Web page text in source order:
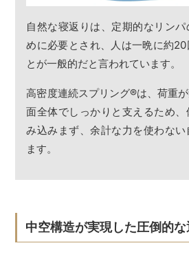
自然な寝返りは、定期的なリン
めに必要とされ、人は一晩に約
とが一般的だと言われています。
高密度連続スプリング®は、荷重
面全体でしっかりと支えるため
み込みまず、余計な力を使わな
ます。
中空構造が実現した圧倒的